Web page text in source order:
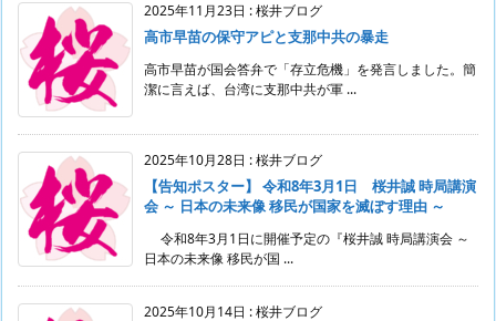
2025年11月23日 :桜井ブログ
高市早苗の保守アピと支那中共の暴走
高市早苗が国会答弁で「存立危機」を発言しました。簡
潔に言えば、台湾に支那中共が軍 ...
2025年10月28日 :桜井ブログ
【告知ポスター】 令和8年3月1日 桜井誠 時局講演
会 ～ 日本の未来像 移民が国家を滅ぼす理由 ～
令和8年3月1日に開催予定の『桜井誠 時局講演会 ～
日本の未来像 移民が国 ...
2025年10月14日 :桜井ブログ